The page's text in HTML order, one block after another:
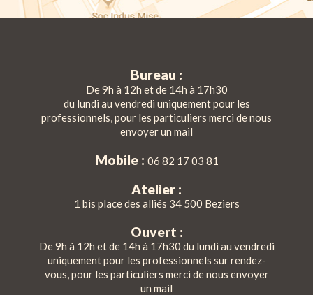
Bureau :
De 9h à 12h et de 14h à 17h30
du lundi au vendredi uniquement pour les
professionnels, pour les particuliers merci de nous
envoyer un mail
Mobile : 06 82 17 03 81
Atelier :
1 bis place des alliés 34 500 Beziers
Ouvert :
De 9h à 12h et de 14h à 17h30 du lundi au vendredi
uniquement pour les professionnels sur rendez-
vous, pour les particuliers merci de nous envoyer
un mail